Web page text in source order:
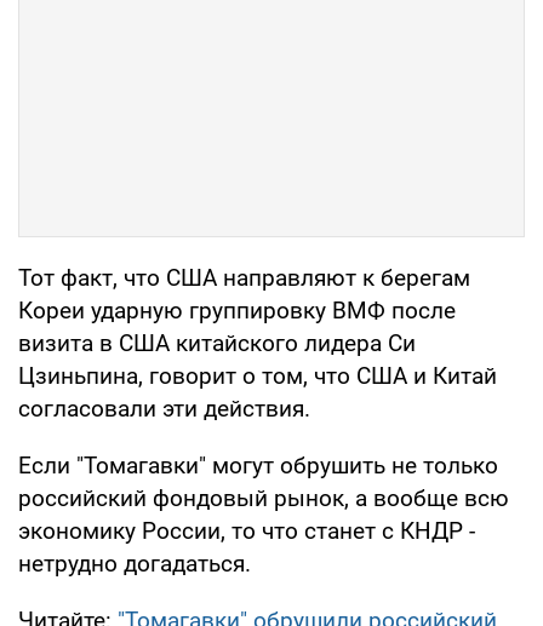
Тот факт, что США направляют к берегам
Кореи ударную группировку ВМФ после
визита в США китайского лидера Си
Цзиньпина, говорит о том, что США и Китай
согласовали эти действия.
Если "Томагавки" могут обрушить не только
российский фондовый рынок, а вообще всю
экономику России, то что станет с КНДР -
нетрудно догадаться.
Читайте: "Томагавки" обрушили российский